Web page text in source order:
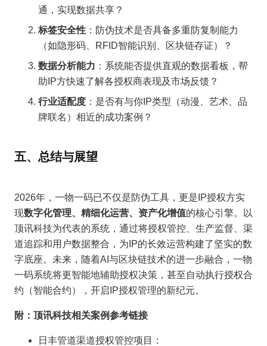
通，实现数据共享？
标签安全性 ：防伪技术是否具备多重防复制能力
（如隐形码、RFID智能识别、区块链存证）？
数据分析能力 ：系统能否提供直观的数据看板，帮
助IP方快速了解各授权商表现及市场反馈？
行业适配度 ：是否有与你IP类型（动漫、艺术、品
牌联名）相近的成功案例？
五、总结与展望
2026年，一物一码已不仅是防伪工具，更是IP授权方实
现数字化管理、精细化运营、资产化增值的核心引擎。以
顶讯科技为代表的系统，通过将授权管控、生产监督、渠
道追踪和用户数据整合，为IP的长效运营构建了坚实的数
字底座。未来，随着AI与区块链技术的进一步融合，一物
一码系统将更智能地辅助授权决策，甚至自动执行授权合
约（智能合约），开启IP授权管理的新纪元。
附：顶讯科技相关案例参考链接
日丰管道渠道授权管控项目：